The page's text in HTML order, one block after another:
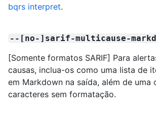
bqrs interpret.
--[no-]sarif-multicause-
[Somente formatos SARIF] Para
causas, inclua-os como uma lista de
em Markdown na saída, além de uma
caracteres sem formatação.